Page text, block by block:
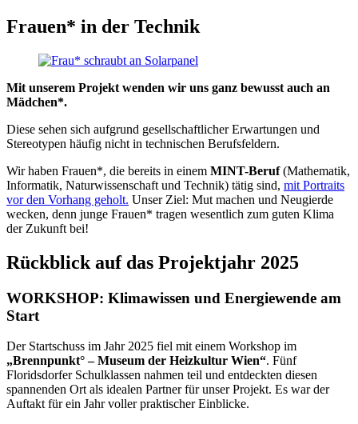
Frauen* in der Technik
Mit unserem Projekt wenden wir uns ganz bewusst auch an
Mädchen*.
Diese sehen sich aufgrund gesellschaftlicher Erwartungen und
Stereotypen häufig nicht in technischen Berufsfeldern.
Wir haben Frauen*, die bereits in einem MINT-Beruf(Mathematik,
Informatik, Naturwissenschaft und Technik) tätig sind, mit Portraits
vor den Vorhang geholt. Unser Ziel: Mut machen und Neugierde
wecken, denn junge Frauen* tragen wesentlich zum guten Klima
der Zukunft bei!
Rückblick auf das Projektjahr 2025
WORKSHOP: Klimawissen und Energiewende am
Start
Der Startschuss im Jahr 2025 fiel mit einem Workshop im
„Brennpunkt° – Museum der Heizkultur Wien“. Fünf
Floridsdorfer Schulklassen nahmen teil und entdeckten diesen
spannenden Ort als idealen Partner für unser Projekt. Es war der
Auftakt für ein Jahr voller praktischer Einblicke.